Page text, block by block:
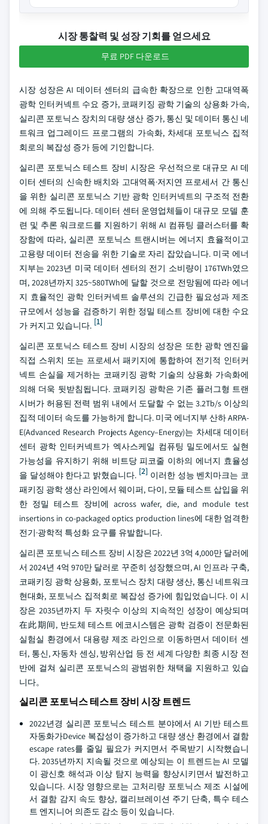
시장 통찰력 및 성장 기회를 얻으세요
무료 PDF 다운로드
시장 성장은 AI 데이터 센터의 급속한 확장으로 인한 고대역폭
광학 인터커넥트 수요 증가, 코패키징 광학 기술의 상용화 가속,
실리콘 포토닉스 장치의 대량 생산 증가, 통신 및 데이터 통신 네
트워크 업그레이드 프로그램의 가속화, 차세대 포토닉스 집적
회로의 복잡성 증가 등에 기인합니다.
실리콘 포토닉스 테스트 장비 시장은 우선적으로 대규모 AI 데
이터 센터의 신속한 배치와 고대역폭·저지연 프로세서 간 통신
을 위한 실리콘 포토닉스 기반 광학 인터커넥트의 구조적 전환
에 의해 주도됩니다. 데이터 센터 운영업체들이 대규모 모델 훈
련 및 추론 워크로드를 지원하기 위해 AI 컴퓨팅 클러스터를 확
장함에 따라, 실리콘 포토닉스 트랜시버는 에너지 효율적이고
고용량 데이터 전송을 위한 기술로 자리 잡았습니다. 미국 에너
지부는 2023년 미국 데이터 센터의 전기 소비량이 176TWh였으
며, 2028년까지 325~580TWh에 달할 것으로 전망됨에 따라 에너
지 효율적인 광학 인터커넥트 솔루션의 긴급한 필요성과 제조
규모에서 성능을 검증하기 위한 정밀 테스트 장비에 대한 수요
가 커지고 있습니다. [1]
실리콘 포토닉스 테스트 장비 시장의 성장은 또한 광학 엔진을
직접 스위치 또는 프로세서 패키지에 통합하여 전기적 인터커
넥트 손실을 제거하는 코패키징 광학 기술의 상용화 가속화에
의해 더욱 뒷받침됩니다. 코패키징 광학은 기존 플러그형 트랜
시버가 허용된 전력 범위 내에서 도달할 수 없는 3.2Tb/s 이상의
집적 데이터 속도를 가능하게 합니다. 미국 에너지부 산하 ARPA-
E(Advanced Research Projects Agency–Energy)는 차세대 데이터
센터 광학 인터커넥트가 엑사스케일 컴퓨팅 밀도에서도 실현
가능성을 유지하기 위해 비트당 피코줄 이하의 에너지 효율성
을 달성해야 한다고 밝혔습니다. [2] 이러한 성능 벤치마크는 코
패키징 광학 생산 라인에서 웨이퍼, 다이, 모듈 테스트 삽입을 위
한 정밀 테스트 장비에 across wafer, die, and module test
insertions in co-packaged optics production lines에 대한 엄격한
전기·광학적 특성화 요구를 유발합니다.
실리콘 포토닉스 테스트 장비 시장은 2022년 3억 4,000만 달러에
서 2024년 4억 970만 달러로 꾸준히 성장했으며, AI 인프라 구축,
코패키징 광학 상용화, 포토닉스 장치 대량 생산, 통신 네트워크
현대화, 포토닉스 집적회로 복잡성 증가에 힘입었습니다. 이 시
장은 2035년까지 두 자릿수 이상의 지속적인 성장이 예상되며
在此期间, 반도체 테스트 에코시스템은 광학 검증이 전문화된
실험실 환경에서 대용량 제조 라인으로 이동하면서 데이터 센
터, 통신, 자동차 센싱, 방위산업 등 전 세계 다양한 최종 시장 전
반에 걸쳐 실리콘 포토닉스의 광범위한 채택을 지원하고 있습
니다。
실리콘 포토닉스 테스트 장비 시장 트렌드
2022년경 실리콘 포토닉스 테스트 분야에서 AI 기반 테스트
자동화가Device 복잡성이 증가하고 대량 생산 환경에서 결함
escape rates를 줄일 필요가 커지면서 주목받기 시작했습니
다. 2035년까지 지속될 것으로 예상되는 이 트렌드는 AI 모델
이 광신호 해석과 이상 탐지 능력을 향상시키면서 발전하고
있습니다. 시장 영향으로는 고처리량 포토닉스 제조 시설에
서 결함 감지 속도 향상, 캘리브레이션 주기 단축, 특수 테스
트 엔지니어 의존도 감소 등이 있습니다.